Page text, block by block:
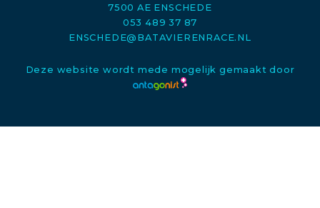
7500 AE ENSCHEDE
053 489 37 87
ENSCHEDE@BATAVIERENRACE.NL
Deze website wordt mede mogelijk gemaakt door